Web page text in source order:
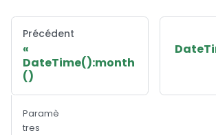
Précédent
DateTime():month
()
Paramè
tres